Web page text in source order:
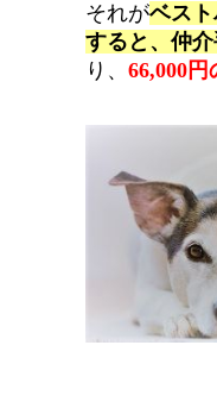
それがベス
すると、仲
り、 66,000